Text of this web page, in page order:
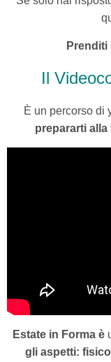
Il
È un percorso di
prepararti
Estate in Forma è
gli aspetti: